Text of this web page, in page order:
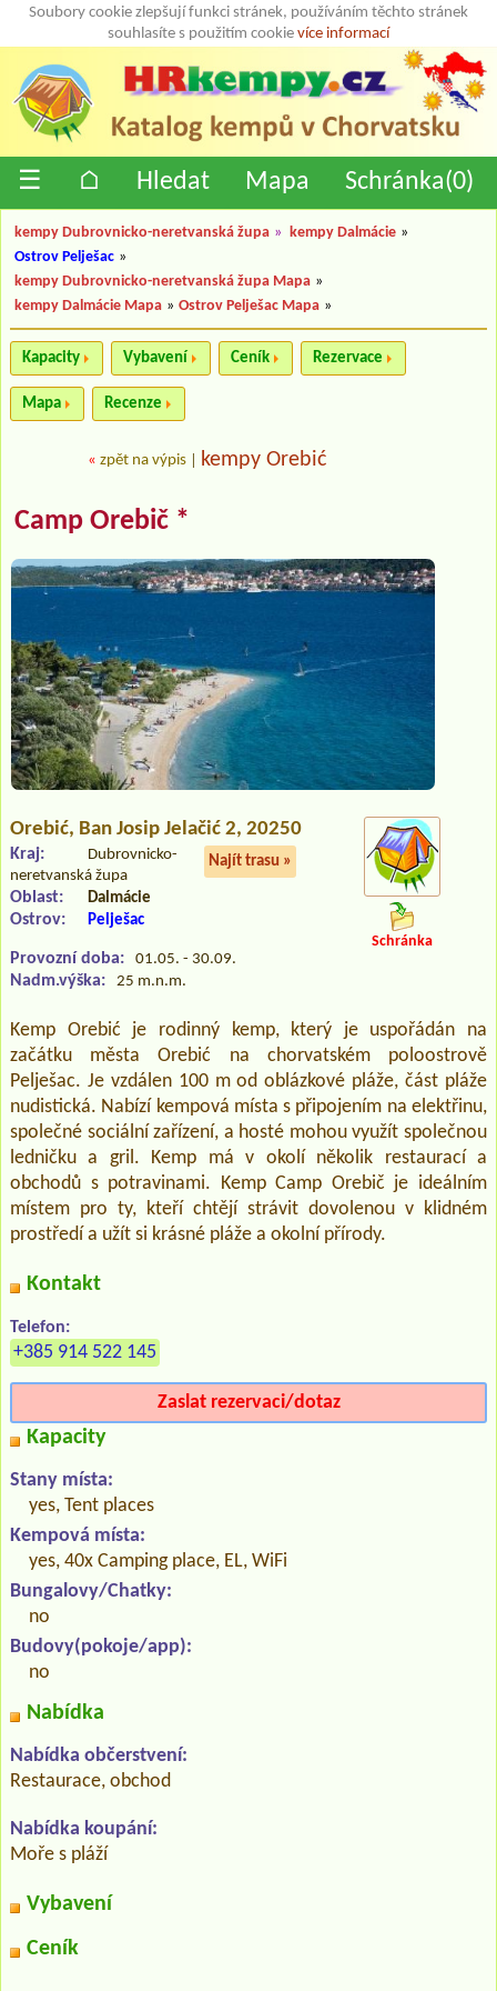
Soubory cookie zlepšují funkci stránek, používáním těchto stránek
souhlasíte s použitím cookie více informací
☰ ⌂ Hledat Mapa Schránka(0)
kempy Dubrovnicko-neretvanská župa » kempy Dalmácie »
Ostrov Pelješac »
kempy Dubrovnicko-neretvanská župa Mapa »
kempy Dalmácie Mapa » Ostrov Pelješac Mapa »
Kapacity Vybavení Ceník Rezervace
Mapa Recenze
« zpět na výpis kempy Orebić
Camp Orebič *
Orebić, Ban Josip Jelačić 2, 20250
Najít trasu »
Kraj:
Dubrovnicko-
neretvanská župa
Oblast: Dalmácie
Ostrov: Pelješac
Provozní doba: 01.05. - 30.09.
Nadm.výška: 25 m.n.m.
Schránka
Kemp Orebić je rodinný kemp, který je uspořádán na
začátku města Orebić na chorvatském poloostrově
Pelješac. Je vzdálen 100 m od oblázkové pláže, část pláže
nudistická. Nabízí kempová místa s připojením na elektřinu,
společné sociální zařízení, a hosté mohou využít společnou
ledničku a gril. Kemp má v okolí několik restaurací a
obchodů s potravinami. Kemp Camp Orebič je ideálním
místem pro ty, kteří chtějí strávit dovolenou v klidném
prostředí a užít si krásné pláže a okolní přírody.
Kontakt
Telefon:
+385 914 522 145
Zaslat rezervaci/dotaz
Kapacity
Stany místa:
yes, Tent places
Kempová místa:
yes, 40x Camping place, EL, WiFi
Bungalovy/Chatky:
no
Budovy(pokoje/app):
no
Nabídka
Nabídka občerstvení:
Restaurace, obchod
Nabídka koupání:
Moře s pláží
Vybavení
Ceník